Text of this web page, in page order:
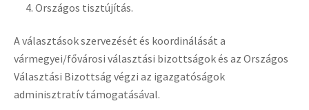
Országos tisztújítás.
A választások szervezését és koordinálását a
vármegyei/fővárosi választási bizottságok és az Országos
Választási Bizottság végzi az igazgatóságok
adminisztratív támogatásával.